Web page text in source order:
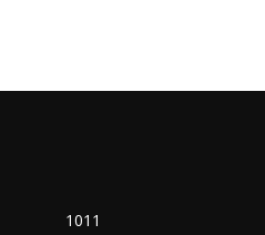
1011